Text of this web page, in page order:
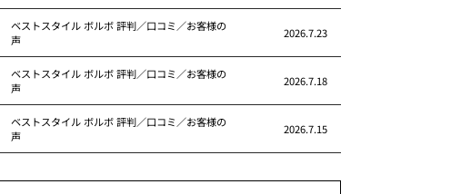
ベストスタイル ボルボ 評判／口コミ／お客様の
声
2026.7.23
ベストスタイル ボルボ 評判／口コミ／お客様の
声
2026.7.18
ベストスタイル ボルボ 評判／口コミ／お客様の
声
2026.7.15